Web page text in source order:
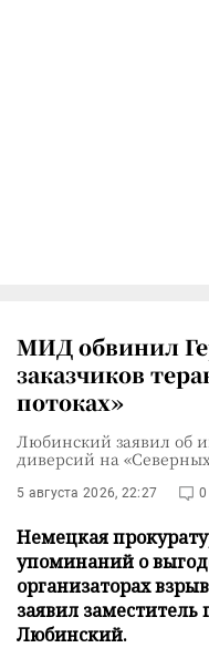
МИД обвинил
заказчиков
потоках»
Любинский заявил об
диверсий на
5 августа 2026, 22:27 0
Немецкая
упоминаний о
организаторах
заявил
Любинский.